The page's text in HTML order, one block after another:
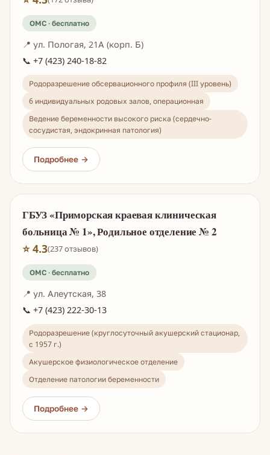
📍 ул. Пологая, 21А (корп. Б)
📞 +7 (423) 240-18-82
Родоразрешение обсервационного профиля (III уровень)
6 индивидуальных родовых залов, операционная
Ведение беременности высокого риска (сердечно-
сосудистая, эндокринная патология)
ГБУЗ «Приморская краевая клиническая
больница № 1», Родильное отделение № 2
⭐ 4.3(237 отзывов)
📍 ул. Алеутская, 38
📞 +7 (423) 222-30-13
Родоразрешение (круглосуточный акушерский стационар,
с 1957 г.)
Акушерское физиологическое отделение
Отделение патологии беременности